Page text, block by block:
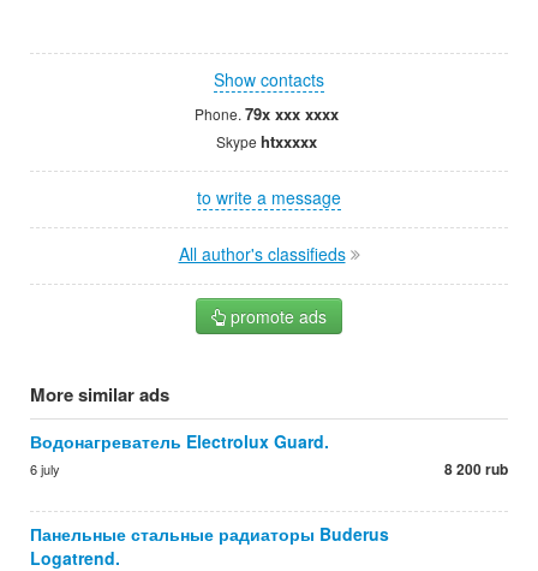
Show contacts
Phone. 79x xxx xxxx
Skype htxxxxx
to write a message
All author's classifieds
promote ads
More similar ads
Водонагреватель Electrolux Guard.
6 july 8 200 rub
Панельные стальные радиаторы Buderus
Logatrend.